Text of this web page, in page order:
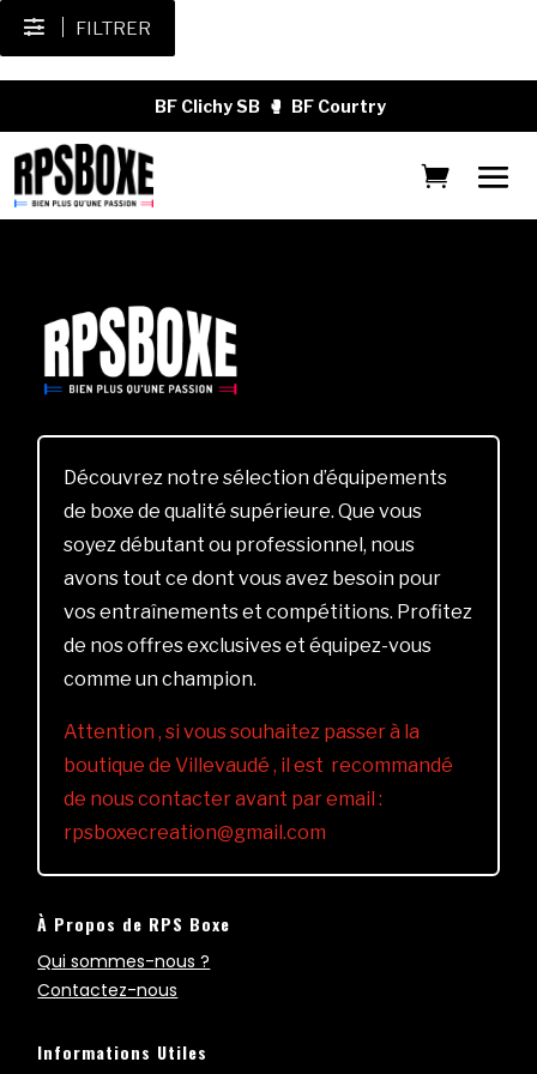
FILTRER
BF Clichy SB 🥊 BF Courtry
Découvrez notre sélection d’équipements
de boxe de qualité supérieure. Que vous
soyez débutant ou professionnel, nous
avons tout ce dont vous avez besoin pour
vos entraînements et compétitions. Profitez
de nos offres exclusives et équipez-vous
comme un champion.
Attention , si vous souhaitez passer à la
boutique de Villevaudé , il est recommandé
de nous contacter avant par email :
rpsboxecreation@gmail.com
À Propos de RPS Boxe
Qui sommes-nous ?
Contactez-nous
Informations Utiles